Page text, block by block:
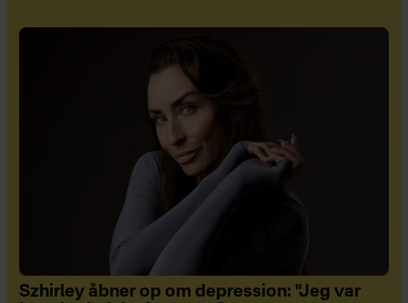
Szhirley åbner op om depression: "Jeg var